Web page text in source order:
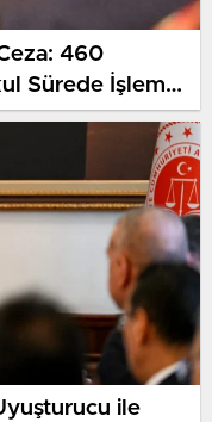
460
Sürede İşlem
ile